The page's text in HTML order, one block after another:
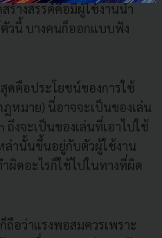
ร้างสรรค์คือมีผู้ใช้งานนำ
วนี้ บางคนก็ออกแบบฟัง
ดคือประโยชน์ของการใช้
ฎหมาย) นี่อาจจะเป็นของเล่น
งจะเป็นของเล่นที่เอาไปใช้
ล่านั้นขึ้นอยู่กับตัวผู้ใช้งาน
ผิดอะไรก็ใช้ไปในทางที่ผิด
ถือว่าแรงพอสมควรเพราะ